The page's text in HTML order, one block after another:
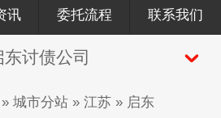
讯 委托流程 联系我们
东讨债公司
城市分站» 江苏» 启东